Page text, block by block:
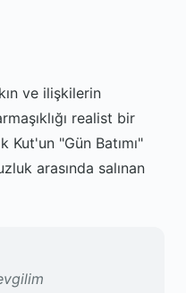
ve ilişkilerin
realist bir
Kut'un "Gün Batımı"
arasında salınan